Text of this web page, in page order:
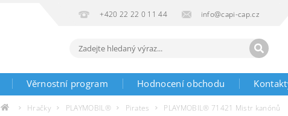
+420 22 22 0 11 44 info@capi-cap.cz
Věrnostní program Hodnocení obchodu
Hračky PLAYMOBIL® Pirates PLAYMOBIL® 71421 Mistr kanónů